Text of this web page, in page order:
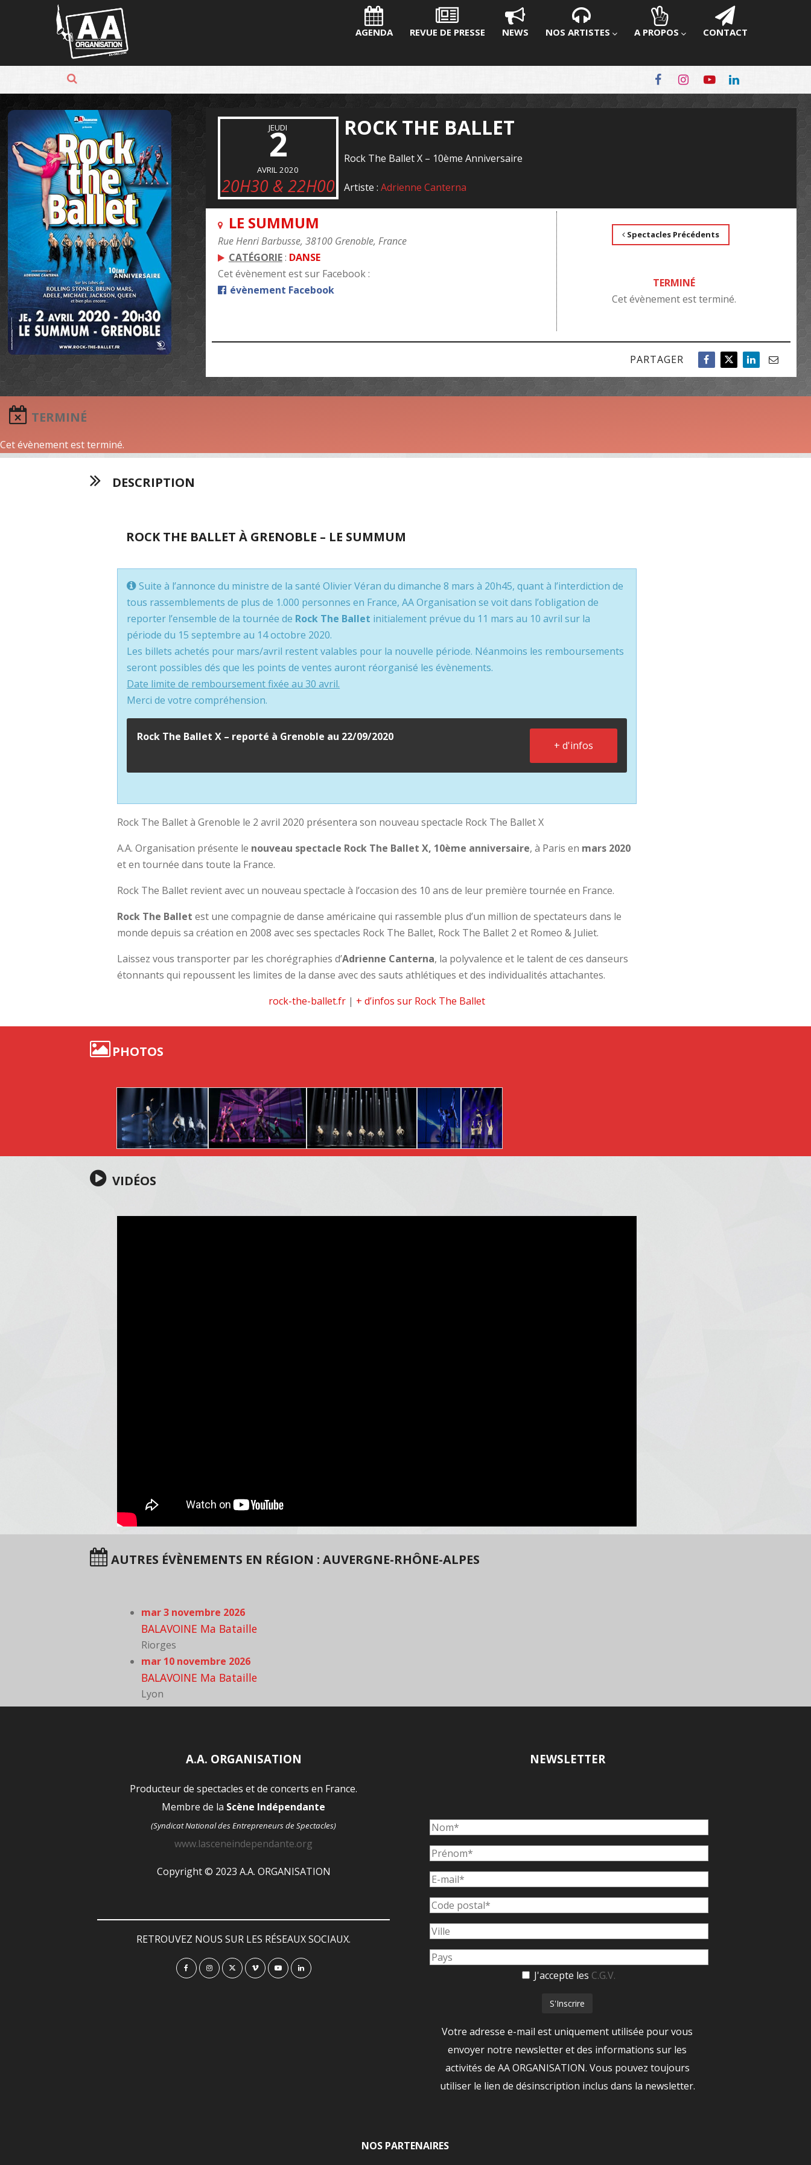
Panneau de gestion des cookies
AGENDA REVUE DE PRESSE NEWS NOS ARTISTES A PROPOS CONTACT
JEUDI
2
AVRIL 2020
20H30 & 22H00
ROCK THE BALLET
Rock The Ballet X – 10ème Anniversaire
Artiste :Adrienne Canterna
LE SUMMUM
Rue Henri Barbusse, 38100 Grenoble, France
CATÉGORIE: DANSE
Cet évènement est sur Facebook :
évènement Facebook
Spectacles Précédents
TERMINÉ
Cet évènement est terminé.
PARTAGER
TERMINÉ
Cet évènement est terminé.
DESCRIPTION
ROCK THE BALLET À GRENOBLE – LE SUMMUM
Suite à l’annonce du ministre de la santé Olivier Véran du dimanche 8 mars à 20h45, quant à l’interdiction de
tous rassemblements de plus de 1.000 personnes en France, AA Organisation se voit dans l’obligation de
reporter l’ensemble de la tournée de Rock The Ballet initialement prévue du 11 mars au 10 avril sur la
période du 15 septembre au 14 octobre 2020.
Les billets achetés pour mars/avril restent valables pour la nouvelle période. Néanmoins les remboursements
seront possibles dés que les points de ventes auront réorganisé les évènements.
Date limite de remboursement fixée au 30 avril.
Merci de votre compréhension.
Rock The Ballet X – reporté à Grenoble au 22/09/2020
+ d'infos
Rock The Ballet à Grenoble le 2 avril 2020 présentera son nouveau spectacle Rock The Ballet X
A.A. Organisation présente le nouveau spectacle Rock The Ballet X, 10ème anniversaire, à Paris en mars 2020
et en tournée dans toute la France.
Rock The Ballet revient avec un nouveau spectacle à l’occasion des 10 ans de leur première tournée en France.
Rock The Balletest une compagnie de danse américaine qui rassemble plus d’un million de spectateurs dans le
monde depuis sa création en 2008 avec ses spectacles Rock The Ballet, Rock The Ballet 2 et Romeo & Juliet.
Laissez vous transporter par les chorégraphies d’Adrienne Canterna, la polyvalence et le talent de ces danseurs
étonnants qui repoussent les limites de la danse avec des sauts athlétiques et des individualités attachantes.
rock-the-ballet.fr | + d’infos sur Rock The Ballet
PHOTOS
VIDÉOS
AUTRES ÉVÈNEMENTS EN RÉGION : AUVERGNE-RHÔNE-ALPES
mar 3 novembre 2026
BALAVOINE Ma Bataille
Riorges
mar 10 novembre 2026
BALAVOINE Ma Bataille
Lyon
A.A. ORGANISATION
Producteur de spectacles et de concerts en France.
Membre de la Scène Indépendante
(Syndicat National des Entrepreneurs de Spectacles)
www.lasceneindependante.org
Copyright © 2023 A.A. ORGANISATION
RETROUVEZ NOUS SUR LES RÉSEAUX SOCIAUX.
NEWSLETTER
J'accepte les C.G.V.
Votre adresse e-mail est uniquement utilisée pour vous
envoyer notre newsletter et des informations sur les
activités de AA ORGANISATION. Vous pouvez toujours
utiliser le lien de désinscription inclus dans la newsletter.
NOS PARTENAIRES